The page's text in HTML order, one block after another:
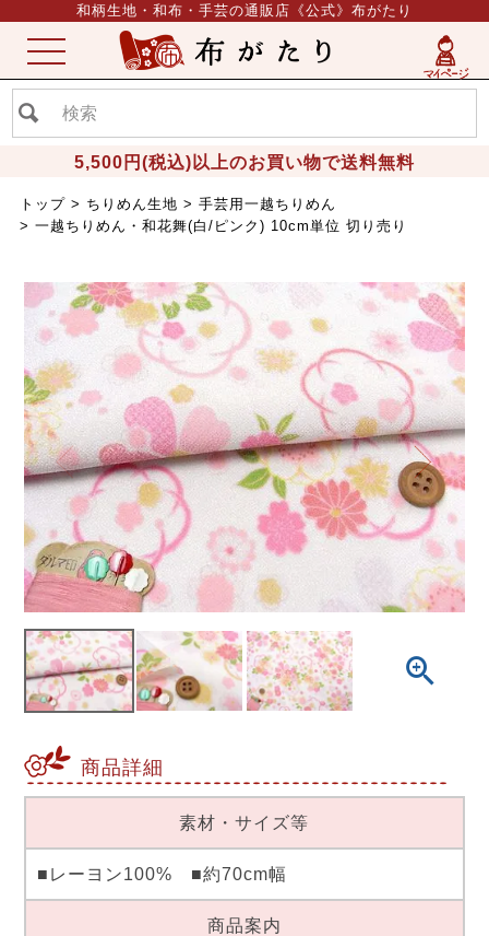
和柄生地・和布・手芸の通販店《公式》布がたり
5,500円(税込)以上のお買い物で送料無料
ME
NU
トップ ちりめん生地
手芸用一越ちりめん
一越ちりめん・和花舞(白/ピンク) 10cm単位 切り売り
商品詳細
素材・サイズ等
■レーヨン100% ■約70cm幅
商品案内